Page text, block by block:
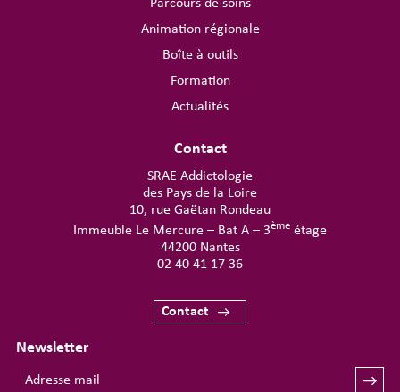
Parcours de soins
Animation régionale
Boîte à outils
Formation
Actualités
Contact
SRAE Addictologie
des Pays de la Loire
10, rue Gaëtan Rondeau
Immeuble Le Mercure – Bat A – 3ème étage
44200 Nantes
02 40 41 17 36
Contact
Newsletter